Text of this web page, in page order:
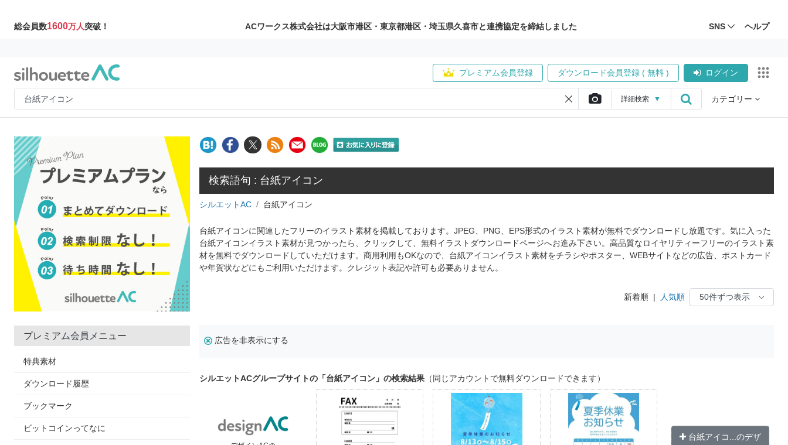
総会員数1600万人突破！ ACワークス株式会社は大阪市港区・東京都港区・埼玉県久喜市と連携協定を締結しました SNS ヘルプ
プレミアム会員登録 ダウンロード会員登録 ( 無料 ) ログイン
詳細検索 ▼ カテゴリー
プレミアム会員メニュー
特典素材
ダウンロード履歴
ブックマーク
ビットコインってなに
検索語句 : 台紙アイコン
シルエットAC 台紙アイコン
台紙アイコンに関連したフリーのイラスト素材を掲載しております。JPEG、PNG、EPS形式のイラスト素材が無料でダウンロードし放題です。気に入った
台紙アイコンイラスト素材が見つかったら、クリックして、無料イラストダウンロードページへお進み下さい。高品質なロイヤリティーフリーのイラスト素
材を無料でダウンロードしていただけます。商用利用もOKなので、台紙アイコンイラスト素材をチラシやポスター、WEBサイトなどの広告、ポストカード
や年賀状などにもご利用いただけます。クレジット表記や許可も必要ありません。
新着順 | 人気順
広告を非表示にする
シルエットACグループサイトの「台紙アイコン」の検索結果 （同じアカウントで無料ダウンロードできます）
台紙アイコ...のデザ